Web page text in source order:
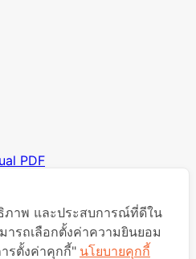
PDF
Center
ภาพ และประสบการณ์ที่ดีใน
ารถเลือกตั้งค่าความยินยอม
รตั้งค่าคุกกี้" นโยบายคุกกี้